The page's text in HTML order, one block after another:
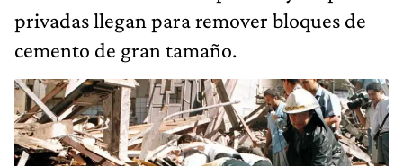
privadas llegan para remover bloques de
cemento de gran tamaño.